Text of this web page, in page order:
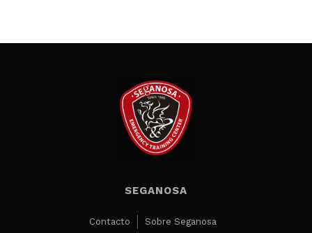
SEGANOSA
Contacto Sobre Seganosa